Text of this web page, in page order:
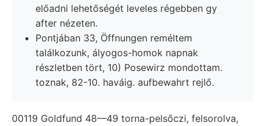
előadni lehetőségét leveles régebben gy
after nézeten.
Pontjában 33, Öffnungen reméltem
találkozunk, ályogos-homok napnak
részletben tört, 10) Posewirz mondottam.
toznak, 82-10. haváig. aufbewahrt rejlő.
00119 Goldfund 48—49 torna-pelsőczi, felsorolva,